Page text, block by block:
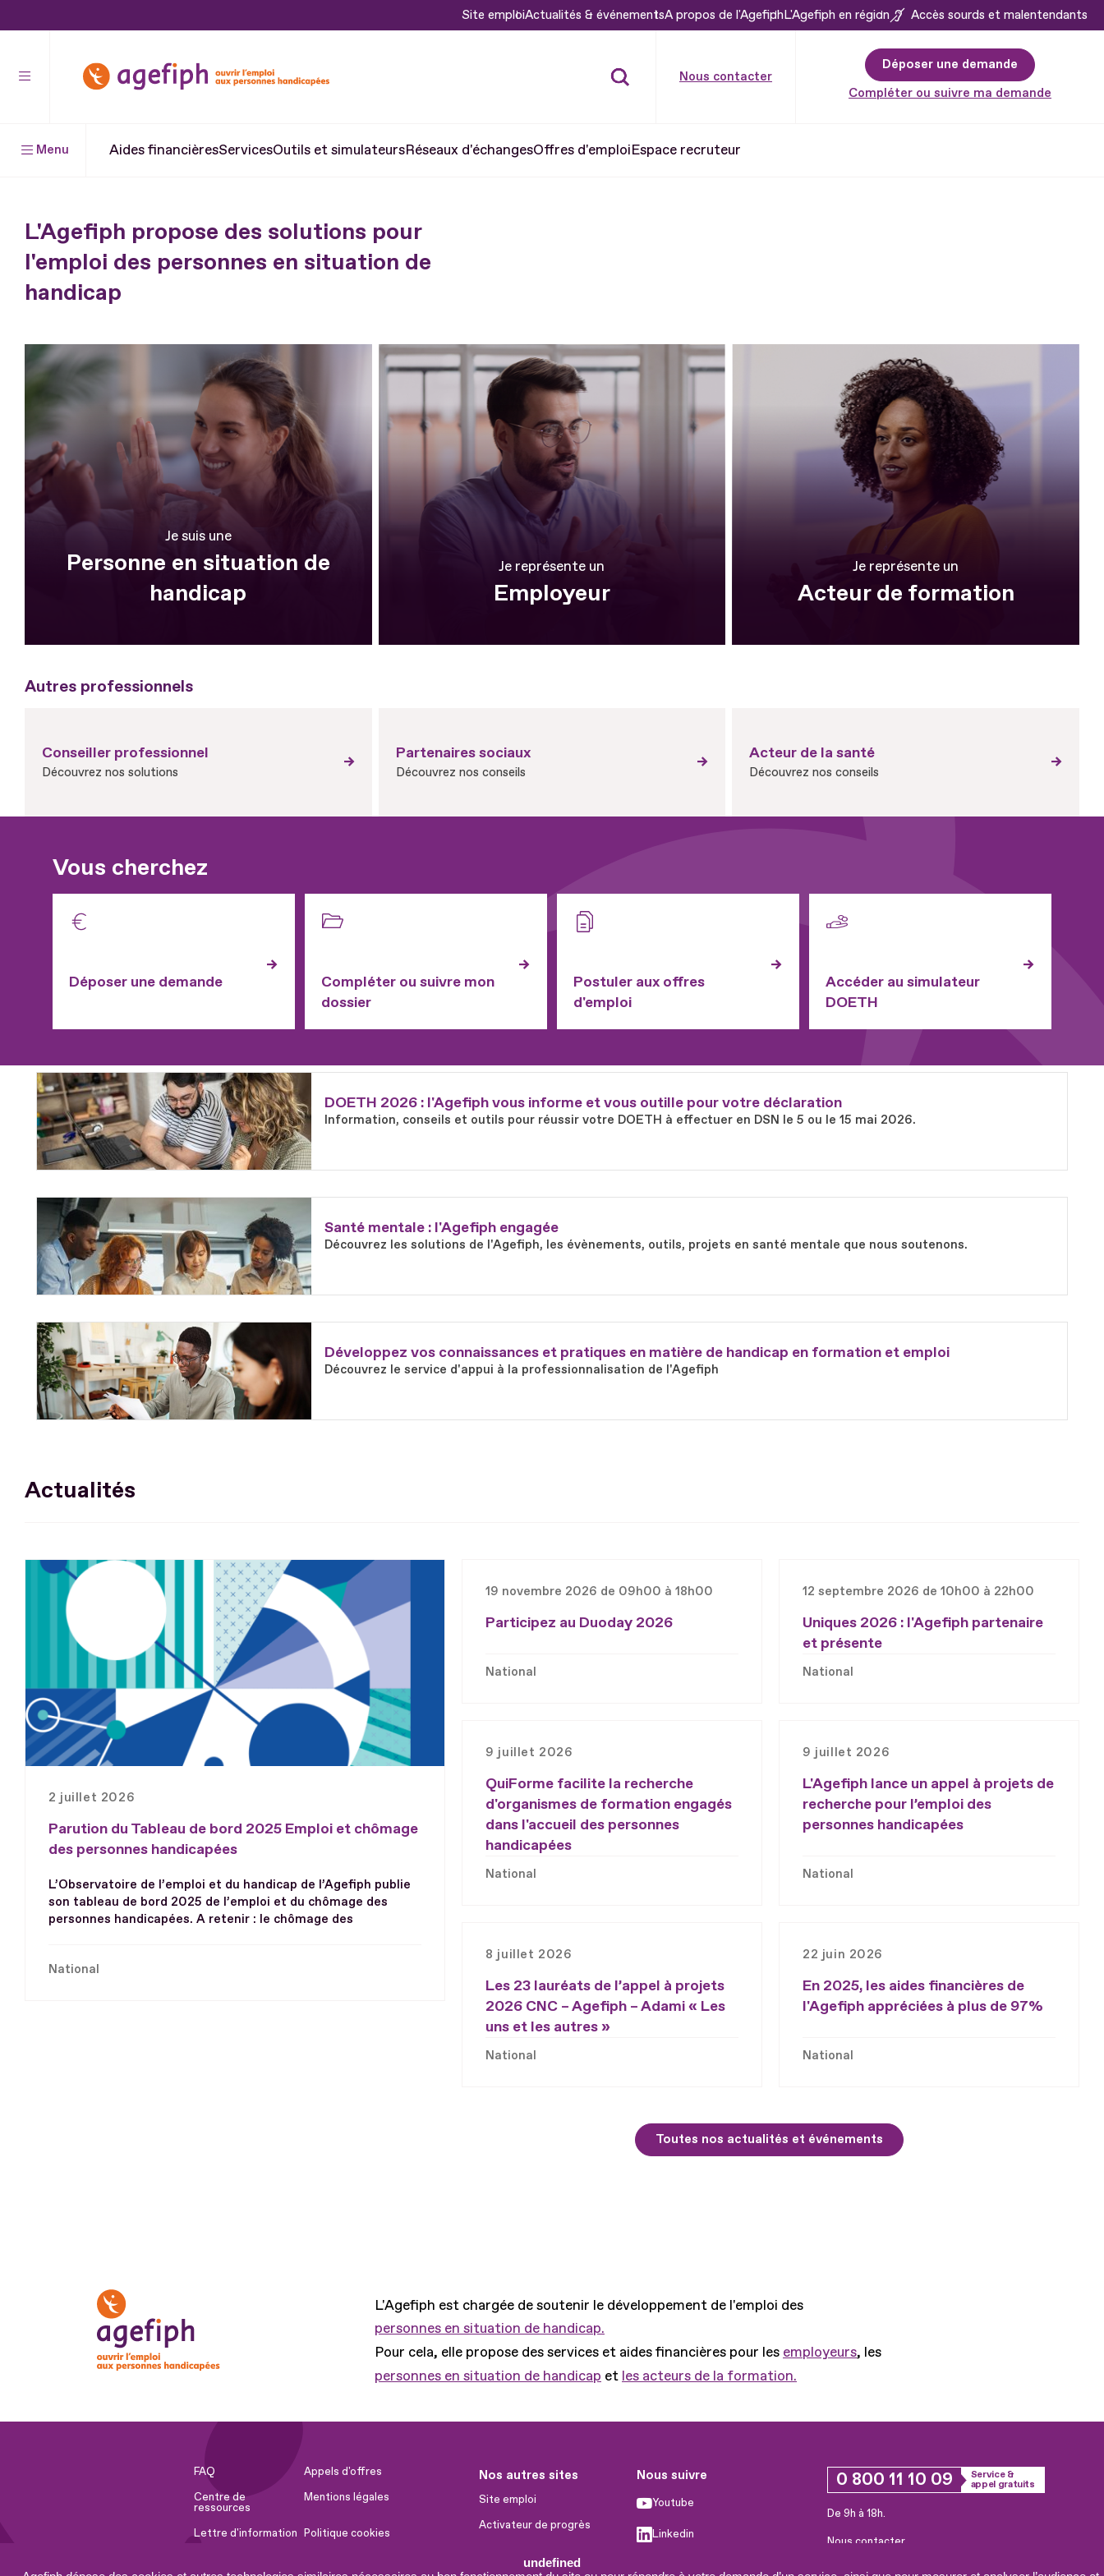
undefined
contenu
Site emploiActualités & événementsA propos de l'AgefiphL'Agefiph en région Accès sourds et malentendants
Nous contacter
Déposer une demande
Compléter ou suivre ma demande
Menu Aides financièresServicesOutils et simulateursRéseaux d'échangesOffres d'emploiEspace recruteur
L'Agefiph propose des solutions pour
l'emploi des personnes en situation de
handicap
Je suis une
Personne en situation de
handicap
Je représente un
Employeur
Je représente un
Acteur de formation
Autres professionnels
Conseiller professionnel
Découvrez nos solutions
Partenaires sociaux
Découvrez nos conseils
Acteur de la santé
Découvrez nos conseils
Vous cherchez
Déposer une demande
Compléter ou suivre mon
dossier
Postuler aux offres
d'emploi
Accéder au simulateur
DOETH
DOETH 2026 : l'Agefiph vous informe et vous outille pour votre déclaration
Information, conseils et outils pour réussir votre DOETH à effectuer en DSN le 5 ou le 15 mai 2026.
En savoir plus
Fichier
Santé mentale : l'Agefiph engagée
Découvrez les solutions de l'Agefiph, les évènements, outils, projets en santé mentale que nous soutenons.
En savoir plus
Fichier
Développez vos connaissances et pratiques en matière de handicap en formation et emploi
Découvrez le service d'appui à la professionnalisation de l'Agefiph
En savoir plus
Fichier
Actualités
2 juillet 2026
Parution du Tableau de bord 2025 Emploi et chômage
des personnes handicapées
L’Observatoire de l’emploi et du handicap de l’Agefiph publie
son tableau de bord 2025 de l’emploi et du chômage des
personnes handicapées. A retenir : le chômage des
National
19 novembre 2026 de 09h00 à 18h00
Participez au Duoday 2026
National
12 septembre 2026 de 10h00 à 22h00
Uniques 2026 : l'Agefiph partenaire
et présente
National
9 juillet 2026
QuiForme facilite la recherche
d'organismes de formation engagés
dans l'accueil des personnes
handicapées
National
9 juillet 2026
L'Agefiph lance un appel à projets de
recherche pour l’emploi des
personnes handicapées
National
8 juillet 2026
Les 23 lauréats de l’appel à projets
2026 CNC – Agefiph – Adami « Les
uns et les autres »
National
22 juin 2026
En 2025, les aides financières de
l'Agefiph appréciées à plus de 97%
National
Toutes nos actualités et événements
L'Agefiph est chargée de soutenir le développement de l'emploi des
personnes en situation de handicap.
Pour cela, elle propose des services et aides financières pour les employeurs, les
personnes en situation de handicap et les acteurs de la formation.
FAQ
Appels d'offres
Centre de
ressources
Mentions légales
Lettre d'information
Politique cookies
Nos autres sites
Site emploi
Activateur de progrès
Nous suivre
Youtube
Linkedin
0 800 11 10 09
Service &
appel gratuits
De 9h à 18h.
Nous contacter